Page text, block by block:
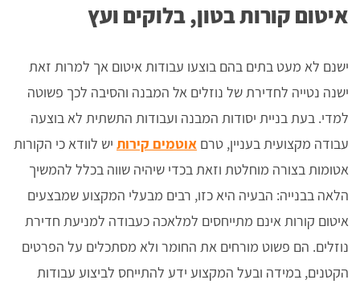
איטום קורות בטון, בלוקים ועץ
ישנם לא מעט בתים בהם בוצעו עבודות איטום אך למרות זאת
ישנה נטייה לחדירת של נוזלים אל המבנה והסיבה לכך פשוטה
למדי. בעת בניית יסודות המבנה ועבודות התשתית לא בוצעה
עבודה מקצועית בעניין, טרם אוטמים קירות יש לוודא כי הקורות
אטומות בצורה מוחלטת וזאת בכדי שיהיה שווה בכלל להמשיך
הלאה בבנייה: הבעיה היא כזו, רבים מבעלי המקצוע שמבצעים
איטום קורות אינם מתייחסים למלאכה כעבודה למניעת חדירת
נוזלים. הם פשוט מורחים את החומר ולא מסתכלים על הפרטים
הקטנים, במידה ובעל המקצוע ידע להתייחס לביצוע עבודות